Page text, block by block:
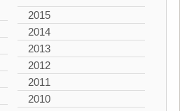
2015
2014
2013
2012
2011
2010